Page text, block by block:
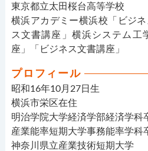
東京都立太田桜台高等学校
横浜アカデミー横浜校「ビジ
ス文書講座」横浜システム工
座」「ビジネス文書講座」
プロフィール
昭和16年10月27日生
横浜市栄区在住
明治学院大学経済学部経済学科
産業能率短期大学事務能率学科
神奈川県立産業技術短期大学